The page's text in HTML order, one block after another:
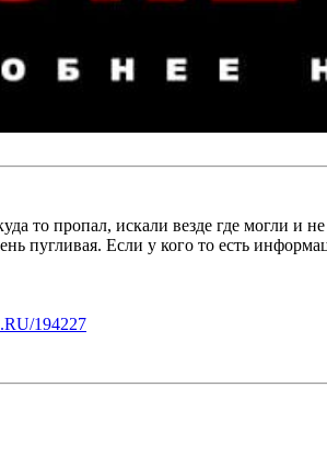
то пропал, искали везде где могли
пугливая. Если у кого то есть
194227